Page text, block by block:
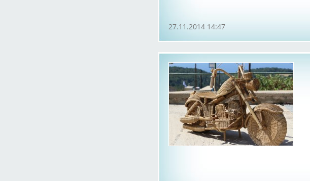
27.11.2014 14:47